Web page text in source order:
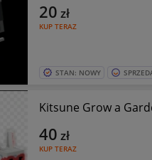
KUP TERAZ
20 zł
STAN: NOWY
Kitsune Grow a
KUP TERAZ
40 zł